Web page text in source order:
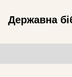
Державна